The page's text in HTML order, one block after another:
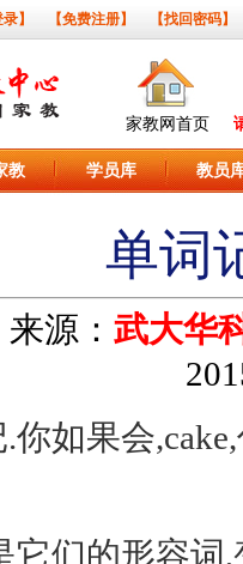
录】 【免费注册】 【找回密码】
家教网首页
教 学员库 教员
单词
来源： 武大华
如果会,cake,
它们的形容词